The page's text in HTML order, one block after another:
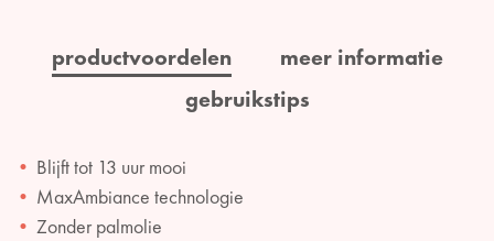
productvoordelen
meer informatie
gebruikstips
Blijft tot 13 uur mooi
MaxAmbiance technologie
Zonder palmolie